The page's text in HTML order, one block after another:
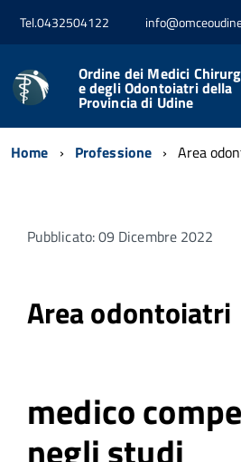
Tel.0432504122
Ordine dei Medici
e degli Odontoiatri della
Provincia di Udine
Home Professione Area
Pubblicato: 09 Dicembre 2022
Area odontoiatri
medico